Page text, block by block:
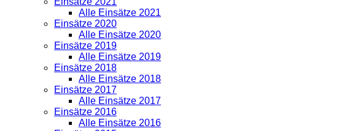
Alle Einsätze 2021
Einsätze 2020
Alle Einsätze 2020
Einsätze 2019
Alle Einsätze 2019
Einsätze 2018
Alle Einsätze 2018
Einsätze 2017
Alle Einsätze 2017
Einsätze 2016
Alle Einsätze 2016